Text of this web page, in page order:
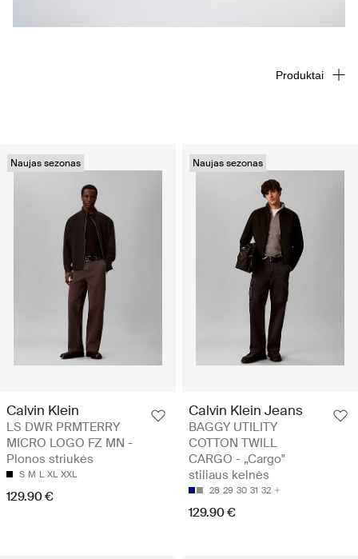
Naujas sezonas
Calvin Klein
LS DWR PRMTERRY
MICRO LOGO FZ MN -
Plonos striukės
S M L XL XXL
129.90 €
Naujas sezonas
Calvin Klein Jeans
BAGGY UTILITY
COTTON TWILL
CARGO - „Cargo"
stiliaus kelnės
28 29 30 31 32
129.90 €
Produktai